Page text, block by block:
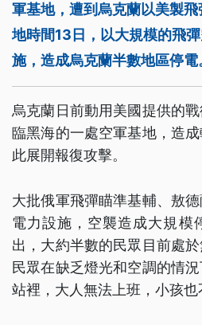
軍基地，遭到烏克蘭以美製
地時間13日，以大規模的飛
施，造成烏克蘭半數地區停電
烏克蘭日前動用美國提供的
臨黑海的一處空軍基地，造
此展開報復攻擊。
大批俄軍飛彈瞄準基輔、敖
電力設施，空襲造成大規模
出，大約半數的民眾目前處
民眾在缺乏燈光和空調的情
站裡，大人無法上班，小孩也